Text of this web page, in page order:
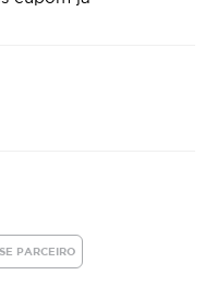
PARCEIRO